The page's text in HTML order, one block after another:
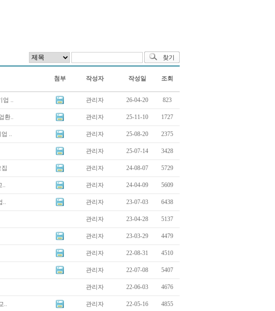
첨부 작성자 작성일 조회
업 .. 관리자 26-04-20 823
환.. 관리자 25-11-10 1727
.. 관리자 25-08-20 2375
관리자 25-07-14 3428
관리자 24-08-07 5729
.. 관리자 24-04-09 5609
.. 관리자 23-07-03 6438
관리자 23-04-28 5137
관리자 23-03-29 4479
관리자 22-08-31 4510
관리자 22-07-08 5407
관리자 22-06-03 4676
.. 관리자 22-05-16 4855